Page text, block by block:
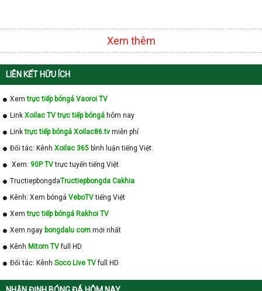
Xem thêm
LIÊN KẾT HỮU ÍCH
Xemtrực tiếp bóngá Vaoroi TV
Link Xoilac TV trực tiếp bóngá hôm nay
Linktrực tiếp bóngá Xoilac86.tv miễn phí
Đối tác: Kênh Xoilac 365 bình luận tiếng Việt.
Xem: 90P TVtrực tuyến tiếng Việt
TructiepbongdaTructiepbongda Cakhia
Kênh: Xem bóngá VeboTVtiếng Việt
Xemtrực tiếp bóngá Rakhoi TV
Xem ngay bongdalu com mới nhất
Kênh Mitom TVfull HD
Đối tác: Kênh Soco Live TVfull HD